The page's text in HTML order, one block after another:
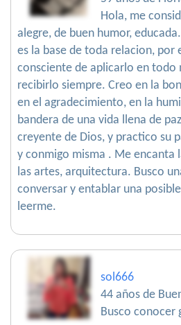
Hola, me
alegre, de buen humor,
es la base de toda relacion, por
consciente de aplicarlo en todo
recibirlo siempre. Creo en la
en el agradecimiento, en la
bandera de una vida llena de
creyente de Dios, y practico su
y conmigo misma . Me encanta
las artes, arquitectura. Busco
conversar y entablar una
leerme.
sol666
44 años de
Busco conocer